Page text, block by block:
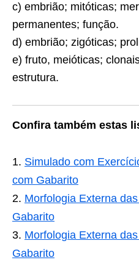
c) embrião; mitóticas;
permanentes; função.
d) embrião; zigóticas;
e) fruto, meióticas;
estrutura.
Confira também estas
Simulado com
com Gabarito
Morfologia Externa
Gabarito
Morfologia Externa
Gabarito